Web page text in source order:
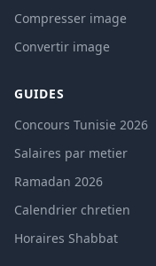
Compresser image
Convertir image
GUIDES
Concours Tunisie 2026
Salaires par metier
Ramadan 2026
Calendrier chretien
Horaires Shabbat